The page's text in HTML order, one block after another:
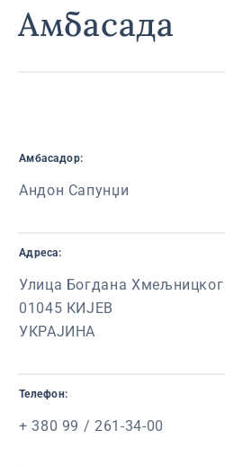
Амбасада
Амбасадор:
Андон Сапунџи
Адреса:
Улица Богдана Хмељницког
01045 КИЈЕВ
УКРАЈИНА
Телефон:
+ 380 99 / 261-34-00